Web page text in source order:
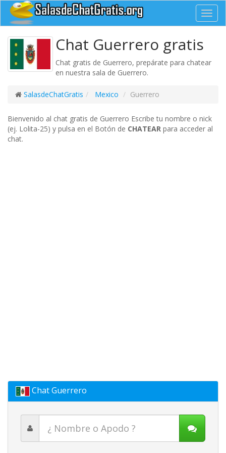
Chat Guerrero gratis
Chat gratis de Guerrero, prepárate para chatear
en nuestra sala de Guerrero.
SalasdeChatGratis Mexico Guerrero
Bienvenido al chat gratis de Guerrero Escribe tu nombre o nick
(ej. Lolita-25) y pulsa en el Botón de CHATEAR para acceder al
chat.
Chat Guerrero